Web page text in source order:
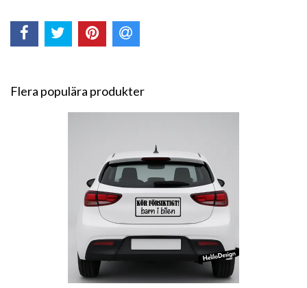
Flera populära produkter